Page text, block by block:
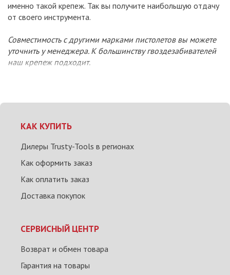
именно такой крепеж. Так вы получите наибольшую отдачу
от своего инструмента.
Совместимость с другими марками пистолетов вы можете
уточнить у менеджера. К большинству гвоздезабивателей
наш крепеж подходит.
КАК КУПИТЬ
Дилеры Trusty-Tools в регионах
Как оформить заказ
Как оплатить заказ
Доставка покупок
СЕРВИСНЫЙ ЦЕНТР
Возврат и обмен товара
Гарантия на товары